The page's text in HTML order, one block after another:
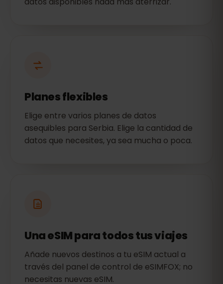
Planes flexibles
Elige entre varios planes de datos
asequibles para Serbia. Elige la cantidad de
datos que necesites, ya sea mucha o poca.
Una eSIM para todos tus viajes
Añade nuevos destinos a tu eSIM actual a
través del panel de control de eSIMFOX; no
necesitas nuevas eSIM.